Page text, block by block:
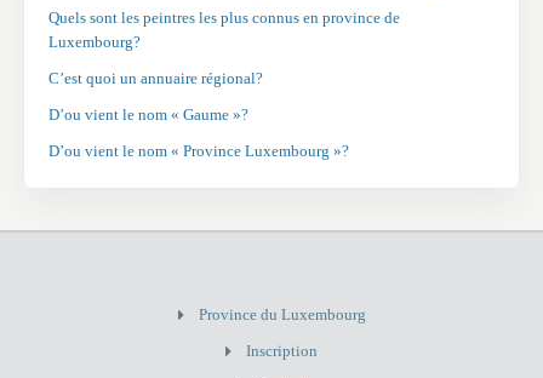
Quels sont les peintres les plus connus en province de
Luxembourg?
C’est quoi un annuaire régional?
D’ou vient le nom « Gaume »?
D’ou vient le nom « Province Luxembourg »?
Province du Luxembourg
Inscription